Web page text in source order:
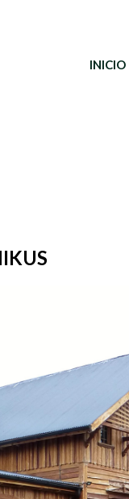
INICIO